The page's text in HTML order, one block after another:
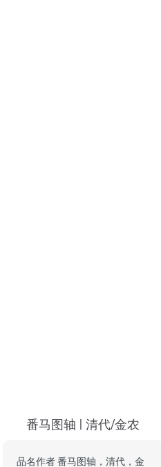
番马图轴 | 清代/金农
品名作者 番马图轴，清代，金